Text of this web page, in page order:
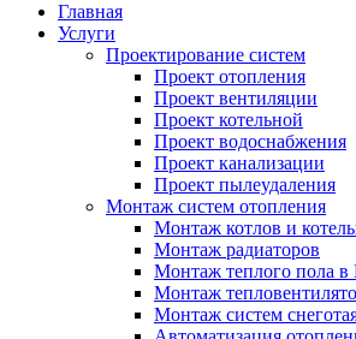
Главная
Услуги
Проектирование систем
Проект отопления
Проект вентиляции
Проект котельной
Проект водоснабжения
Проект канализации
Проект пылеудаления
Монтаж систем отопления
Монтаж котлов и
Монтаж радиаторов
Монтаж теплого пола в
Монтаж
Монтаж систем